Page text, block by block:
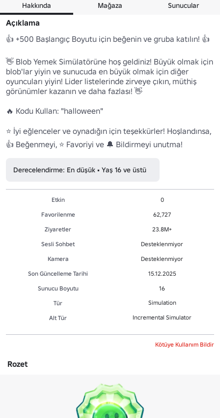
Hakkında Mağaza Sunucular
Açıklama
👍 +500 Başlangıç Boyutu için beğenin ve gruba katılın! 👍
👋 Blob Yemek Simülatörüne hoş geldiniz! Büyük olmak için
blob'lar yiyin ve sunucuda en büyük olmak için diğer
oyuncuları yiyin! Lider listelerinde zirveye çıkın, müthiş
görünümler kazanın ve daha fazlası! 👋
🔥 Kodu Kullan: "halloween"
⭐ İyi eğlenceler ve oynadığın için teşekkürler! Hoşlandınsa,
👍 Beğenmeyi, ⭐ Favoriyi ve 🔔 Bildirmeyi unutma!
Derecelendirme: En düşük • Yaş 16 ve üstü
Etkin
0
Favorilenme
62,727
Ziyaretler
23.8M+
Sesli Sohbet
Desteklenmiyor
Kamera
Desteklenmiyor
Son Güncelleme Tarihi
15.12.2025
Sunucu Boyutu
16
Tür
Simulation
Alt Tür Incremental Simulator
Kötüye Kullanım Bildir
Rozet